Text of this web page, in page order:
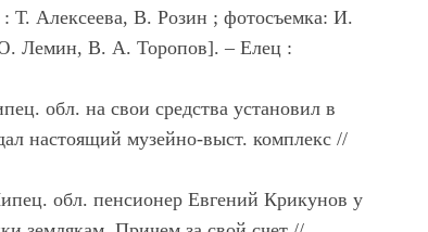
Т. Алексеева, В. Розин ; фотосъемка: И.
Лемин, В. А. Торопов]. – Елец :
обл. на свои средства установил в
настоящий музейно-выст. комплекс //
обл. пенсионер Евгений Крикунов у